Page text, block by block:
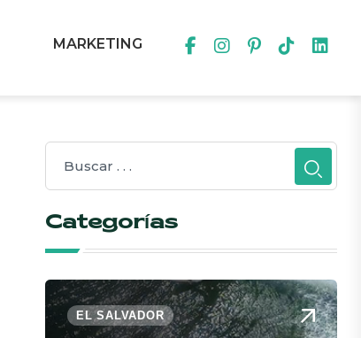
MARKETING
Categorías
EL SALVADOR